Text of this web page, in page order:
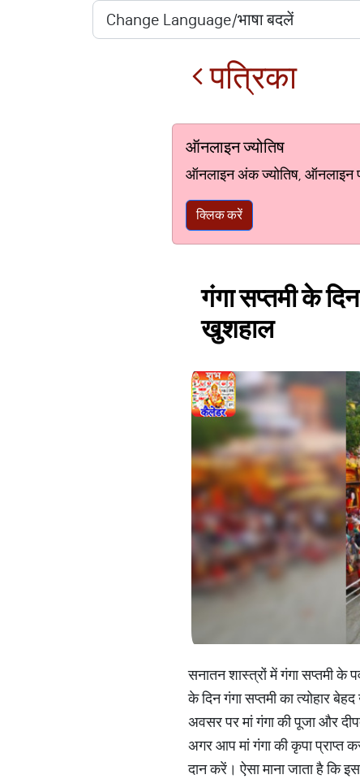
पत्रिका
ऑनलाइन ज्योतिष
ऑनलाइन अंक ज्योतिष, ऑनलाइन
क्लिक करें
गंगा सप्तमी के
खुशहाल
सनातन शास्त्रों में गंगा सप्तमी के
के दिन गंगा सप्तमी का त्योहार
अवसर पर मां गंगा की पूजा और
अगर आप मां गंगा की कृपा प्राप्त
दान करें। ऐसा माना जाता है कि